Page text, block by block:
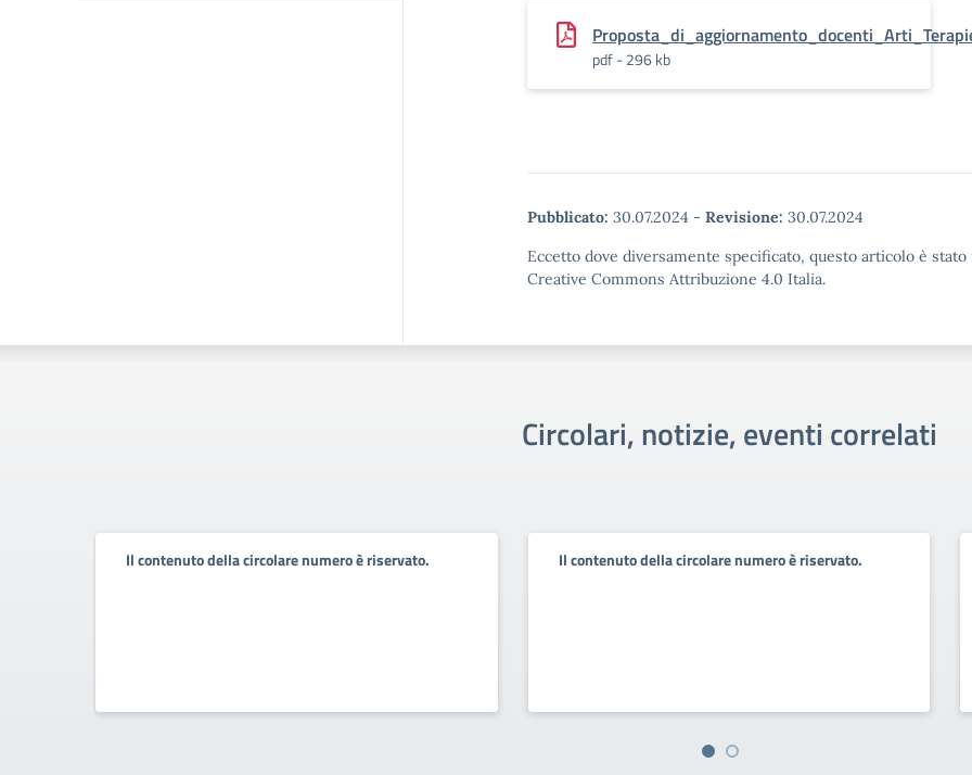
pdf - 296 kb
Pubblicato: 30.07.2024 - Revisione: 30.07.2024
Eccetto dove diversamente specificato, questo articolo è
Creative Commons Attribuzione 4.0 Italia.
Circolari, notizie, eventi correlati
Il contenuto della circolare numero è riservato. Il contenuto della circolare numero è riservato.